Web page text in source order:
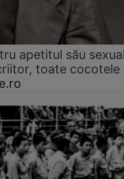
apetitul său
toate cocotele